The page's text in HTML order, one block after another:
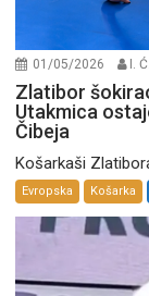
01/05/2026 I. Ć.
Zlatibor
Utakmica
Čibeja
Košarkaši
Evropska Košarka